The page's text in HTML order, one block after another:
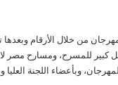
تفاصيل
الدورة
الثانية
عشر
للمهرجان
من خلال الأرقام
كبير للمسرح، ومسارح
وبأعضاء اللجنة